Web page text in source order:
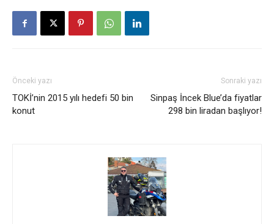
Önceki yazı
TOKİ’nin 2015 yılı hedefi 50 bin
konut
Sonraki yazı
Sinpaş İncek Blue’da fiyatlar
298 bin liradan başlıyor!